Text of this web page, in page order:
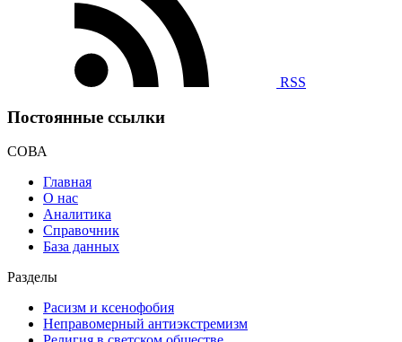
RSS
Постоянные ссылки
СОВА
Главная
О нас
Аналитика
Справочник
База данных
Разделы
Расизм и ксенофобия
Неправомерный антиэкстремизм